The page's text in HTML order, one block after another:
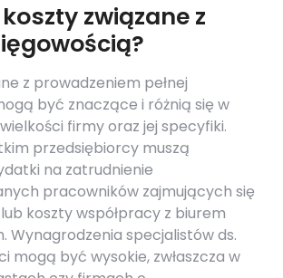
związane z
z prowadzeniem pełnej
być znaczące i różnią się w
firmy oraz jej specyfiki.
przedsiębiorcy muszą
na zatrudnienie
pracowników zajmujących się
koszty współpracy z biurem
Wynagrodzenia specjalistów ds.
mogą być wysokie, zwłaszcza w